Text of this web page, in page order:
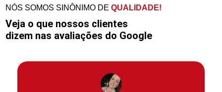
NÓS SOMOS SINÔNIMO DEQUALIDADE!
Veja o que nossos clientes
dizem nas avaliações do Google